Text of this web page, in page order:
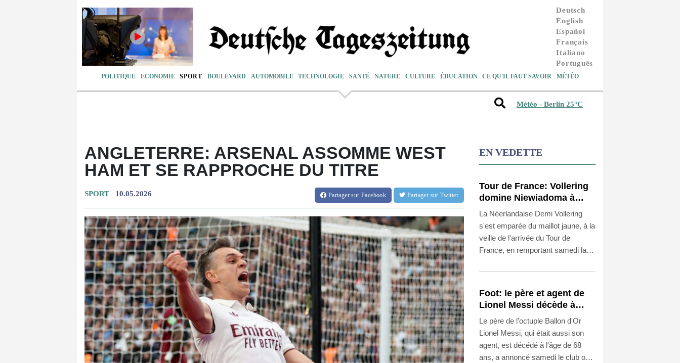
Deutsch
English
Español
Français
Italiano
Português
POLITIQUE ECONOMIE SPORT BOULEVARD AUTOMOBILE TECHNOLOGIE SANTÉ NATURE CULTURE ÉDUCATION CE QU'IL FAUT SAVOIR MÉTÉO
Météo - Berlin 25°C
ANGLETERRE: ARSENAL ASSOMME WEST
HAM ET SE RAPPROCHE DU TITRE
SPORT 10.05.2026 Partagersur Facebook Partager sur Twitter
EN VEDETTE
Tour de France: Vollering
domine Niewiadoma à
Nice et endosse le maillot
jaune
La Néerlandaise Demi Vollering
s'est emparée du maillot jaune, à la
veille de l'arrivée du Tour de
France, en remportant samedi la
Polonaise Kasia Niewiadoma
secondes au classement général.
Foot: le père et agent de
Lionel Messi décède à
l'âge de 68 ans
Le père de l'octuple Ballon d'Or
Lionel Messi, qui était aussi son
agent, est décédé à l'âge de 68
ans, a annoncé samedi le club où